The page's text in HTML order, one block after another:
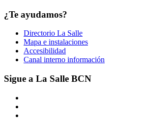
¿Te ayudamos?
Directorio La Salle
Mapa e instalaciones
Accesibilidad
Canal interno información
Sigue a La Salle BCN